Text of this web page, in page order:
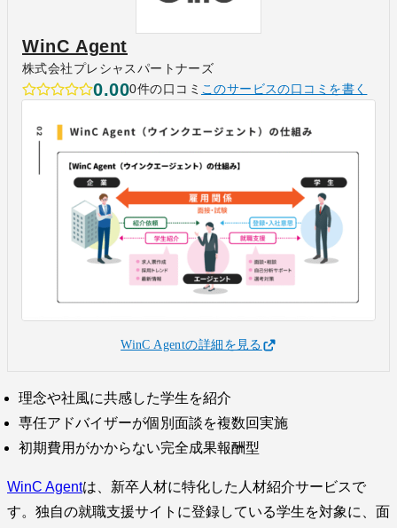
WinC Agent
株式会社プレシャスパートナーズ
0.000件の口コミ このサービスの口コミを書く
WinC Agentの詳細を見る
理念や社風に共感した学生を紹介
専任アドバイザーが個別面談を複数回実施
初期費用がかからない完全成果報酬型
WinC Agentは、新卒人材に特化した人材紹介サービスで
す。独自の就職支援サイトに登録している学生を対象に、面